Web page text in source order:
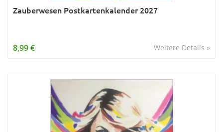
Zauberwesen Postkartenkalender 2027
Weitere Details »
8,99 €